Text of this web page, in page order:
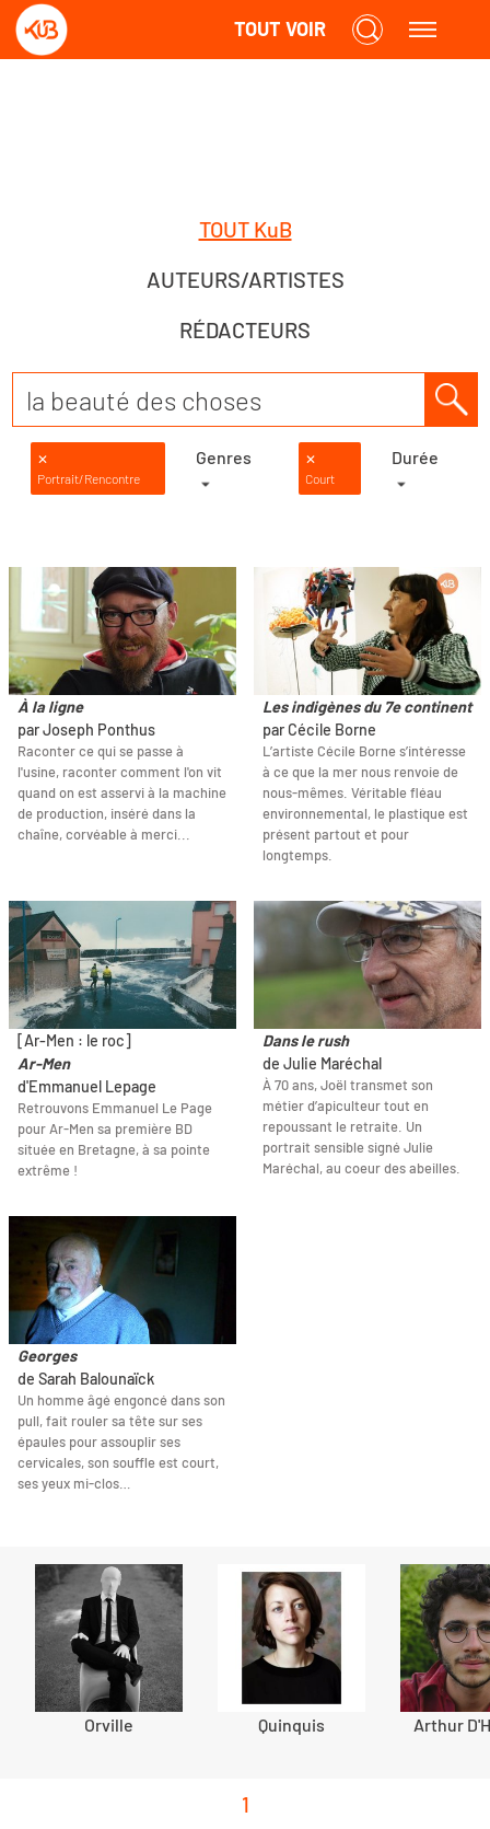
TOUT VOIR
TOUT KuB
AUTEURS/ARTISTES
RÉDACTEURS
✕
Portrait/Rencontre
Genres
✕
Court
Durée
À la ligne
par Joseph Ponthus
Raconter ce qui se passe à
l'usine, raconter comment l'on vit
quand on est asservi à la machine
de production, inséré dans la
chaîne, corvéable à merci...
Les indigènes du 7e continent
par Cécile Borne
L’artiste Cécile Borne s’intéresse
à ce que la mer nous renvoie de
nous-mêmes. Véritable fléau
environnemental, le plastique est
présent partout et pour
longtemps.
[Ar-Men : le roc]
Ar-Men
d'Emmanuel Lepage
Retrouvons Emmanuel Le Page
pour Ar-Men sa première BD
située en Bretagne, à sa pointe
extrême !
Dans le rush
de Julie Maréchal
À 70 ans, Joël transmet son
métier d’apiculteur tout en
repoussant le retraite. Un
portrait sensible signé Julie
Maréchal, au coeur des abeilles.
Georges
de Sarah Balounaïck
Un homme âgé engoncé dans son
pull, fait rouler sa tête sur ses
épaules pour assouplir ses
cervicales, son souffle est court,
ses yeux mi-clos…
Orville Quinquis Arthur
1